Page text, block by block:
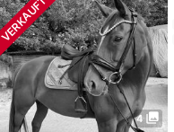
4 photo_library